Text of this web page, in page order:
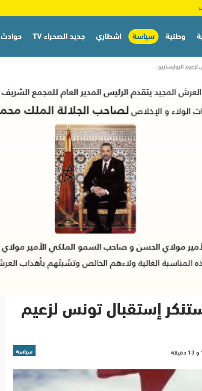
وطنية سياسة اشطاري جديد الصحراء TV حوادث
البوليساريو
إستقبال تونس لزعيم
سياسة